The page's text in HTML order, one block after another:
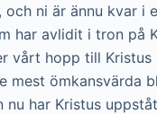
ni är ännu kvar i
har avlidit i tron på
vårt hopp till Kristus
mest ömkansvärda
nu har Kristus